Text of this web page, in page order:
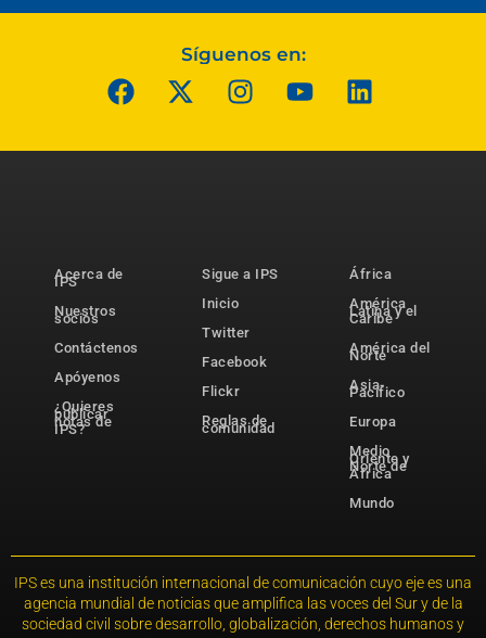
Síguenos en:
Acerca de
IPS
Nuestros
socios
Contáctenos
Apóyenos
¿Quieres
publicar
notas de
IPS?
Sigue a IPS
Inicio
Twitter
Facebook
Flickr
Reglas de
comunidad
África
América
Latina y el
Caribe
América del
Norte
Asia-
Pacífico
Europa
Medio
Oriente y
Norte de
África
Mundo
IPS es una institución internacional de comunicación cuyo eje es una
agencia mundial de noticias que amplifica las voces del Sur y de la
sociedad civil sobre desarrollo, globalización, derechos humanos y